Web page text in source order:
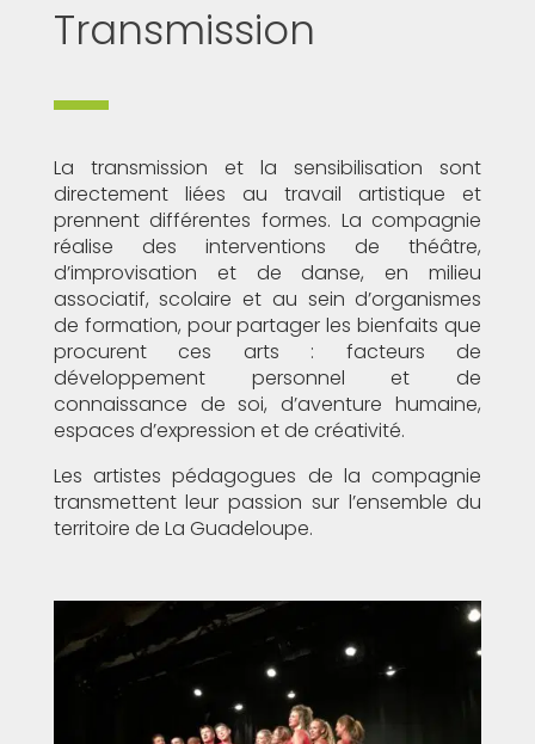
Transmission
La transmission et la sensibilisation sont
directement liées au travail artistique et
prennent différentes formes. La compagnie
réalise des interventions de théâtre,
d’improvisation et de danse, en milieu
associatif, scolaire et au sein d’organismes
de formation, pour partager les bienfaits que
procurent ces arts : facteurs de
développement personnel et de
connaissance de soi, d’aventure humaine,
espaces d’expression et de créativité.
Les artistes pédagogues de la compagnie
transmettent leur passion sur l’ensemble du
territoire de La Guadeloupe.